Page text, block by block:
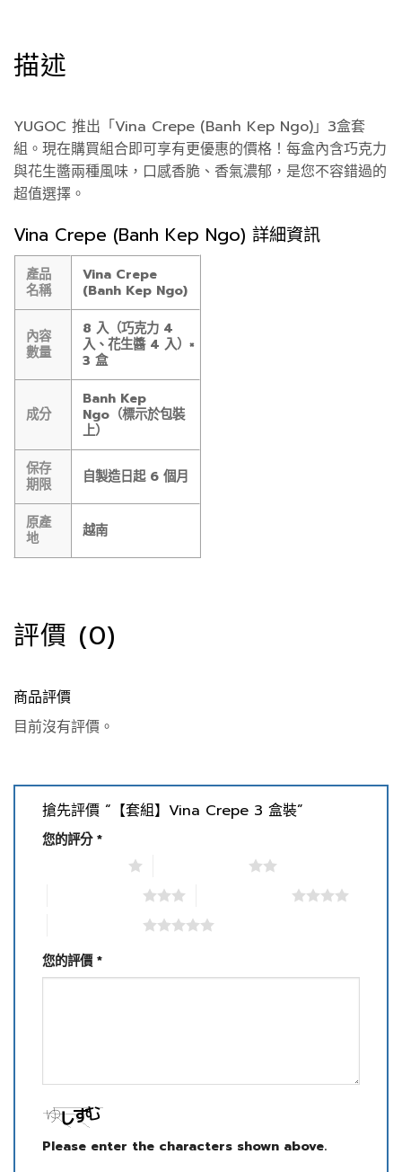
描述
YUGOC 推出「Vina Crepe (Banh Kep Ngo)」3盒套
組。現在購買組合即可享有更優惠的價格！每盒內含巧克力
與花生醬兩種風味，口感香脆、香氣濃郁，是您不容錯過的
超值選擇。
Vina Crepe (Banh Kep Ngo) 詳細資訊
產品
名稱
Vina Crepe
(Banh Kep Ngo)
內容
數量
8 入（巧克力 4
入、花生醬 4 入）×
3 盒
成分
Banh Kep
Ngo（標示於包裝
上）
保存
期限
自製造日起 6 個月
原產
地
越南
評價 (0)
商品評價
目前沒有評價。
搶先評價 “【套組】Vina Crepe 3 盒裝”
您的評分*
您的評價*
Please enter the characters shown above.